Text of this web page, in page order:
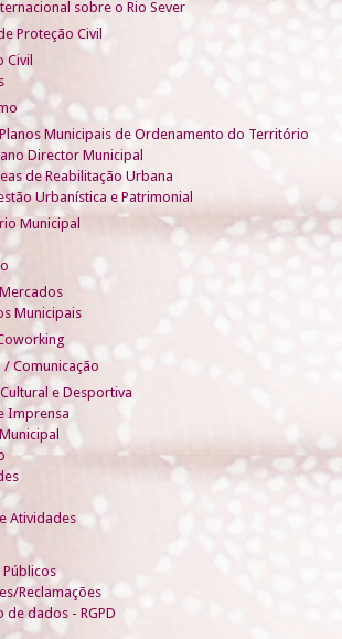
sobre o Rio Sever
Proteção Civil
Civil
Municipais de Ordenamento do Território
Director Municipal
de Reabilitação Urbana
Urbanística e Patrimonial
Municipal
Municipais
Comunicação
e Desportiva
Imprensa
Atividades
Públicos
Reclamações
de dados - RGPD